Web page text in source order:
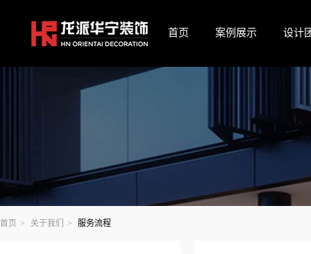
首页 案例展示 设计
首页 > 关于我们 > 服务流程